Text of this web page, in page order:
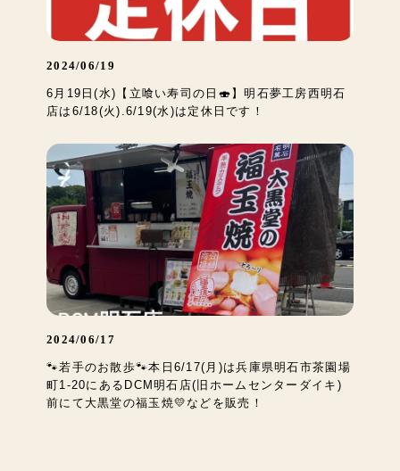
2024/06/19
6月19日(水)【立喰い寿司の日🍣】明石夢工房西明石
店は6/18(火).6/19(水)は定休日です！
2024/06/17
🐾若手のお散歩🐾本日6/17(月)は兵庫県明石市茶園場
町1-20にあるDCM明石店(旧ホームセンターダイキ)
前にて大黒堂の福玉焼💛などを販売！